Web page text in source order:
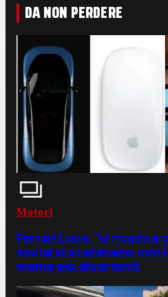
DA NON PERDERE
Motori
Ferrari Luce, "si ricarica
social si scatenano con
meme più divertenti